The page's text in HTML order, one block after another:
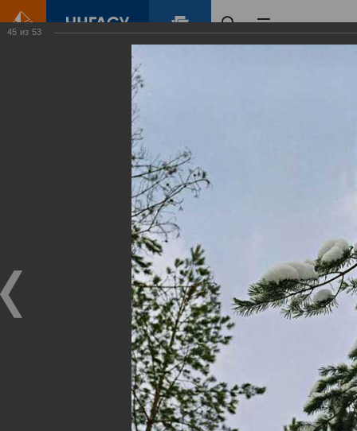
Зеленый Город
Виртуальные
выставки
(фотоальбомы)
45 из 53